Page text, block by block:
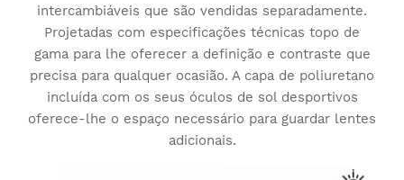
intercambiáveis que são vendidas separadamente.
Projetadas com especificações técnicas topo de
gama para lhe oferecer a definição e contraste que
precisa para qualquer ocasião. A capa de poliuretano
incluída com os seus óculos de sol desportivos
oferece-lhe o espaço necessário para guardar lentes
adicionais.